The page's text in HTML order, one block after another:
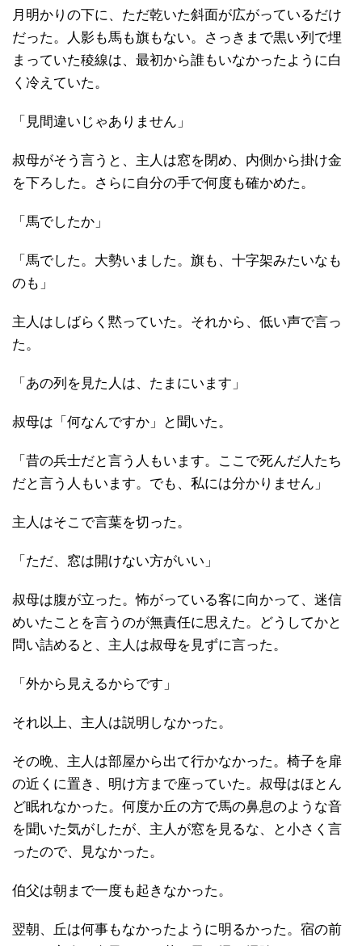
月明かりの下に、ただ乾いた斜面が広がっているだけ
だった。人影も馬も旗もない。さっきまで黒い列で埋
まっていた稜線は、最初から誰もいなかったように白
く冷えていた。
「見間違いじゃありません」
叔母がそう言うと、主人は窓を閉め、内側から掛け金
を下ろした。さらに自分の手で何度も確かめた。
「馬でしたか」
「馬でした。大勢いました。旗も、十字架みたいなも
のも」
主人はしばらく黙っていた。それから、低い声で言っ
た。
「あの列を見た人は、たまにいます」
叔母は「何なんですか」と聞いた。
「昔の兵士だと言う人もいます。ここで死んだ人たち
だと言う人もいます。でも、私には分かりません」
主人はそこで言葉を切った。
「ただ、窓は開けない方がいい」
叔母は腹が立った。怖がっている客に向かって、迷信
めいたことを言うのが無責任に思えた。どうしてかと
問い詰めると、主人は叔母を見ずに言った。
「外から見えるからです」
それ以上、主人は説明しなかった。
その晩、主人は部屋から出て行かなかった。椅子を扉
の近くに置き、明け方まで座っていた。叔母はほとん
ど眠れなかった。何度か丘の方で馬の鼻息のような音
を聞いた気がしたが、主人が窓を見るな、と小さく言
ったので、見なかった。
伯父は朝まで一度も起きなかった。
翌朝、丘は何事もなかったように明るかった。宿の前